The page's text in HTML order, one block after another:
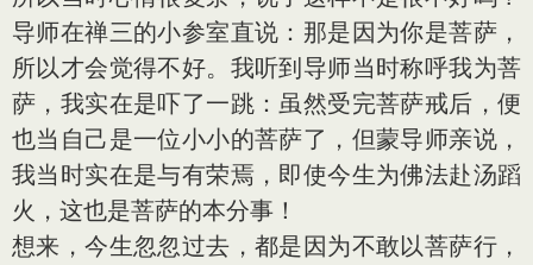
导师在禅三的小参室直说：那是因为你是菩萨，
所以才会觉得不好。我听到导师当时称呼我为菩
萨，我实在是吓了一跳：虽然受完菩萨戒后，便
也当自己是一位小小的菩萨了，但蒙导师亲说，
我当时实在是与有荣焉，即使今生为佛法赴汤蹈
火，这也是菩萨的本分事！
想来，今生忽忽过去，都是因为不敢以菩萨行，